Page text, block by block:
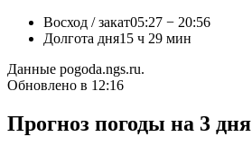
Восход / закат05:27 − 20:56
Долгота дня15 ч 29 мин
Данные pogoda.ngs.ru.
Обновлено в 12:16
Прогноз погоды на 3 дня